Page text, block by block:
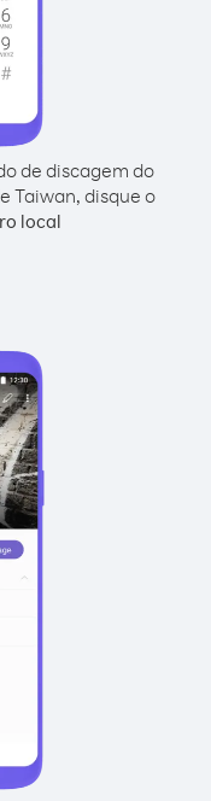
de discagem do
Taiwan, disque o
local